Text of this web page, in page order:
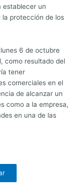
establecer un
protección de los
6 de octubre
como resultado del
tener
comerciales en el
de alcanzar un
como a la empresa,
en una de las